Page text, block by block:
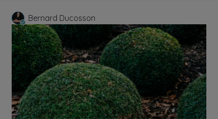
Bernard Ducosson